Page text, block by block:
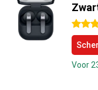
5
Voor